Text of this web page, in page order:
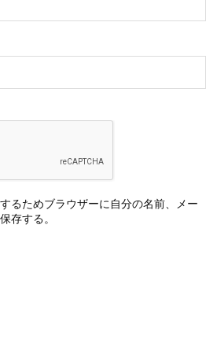
るためブラウザーに自分の名前、メー
存する。